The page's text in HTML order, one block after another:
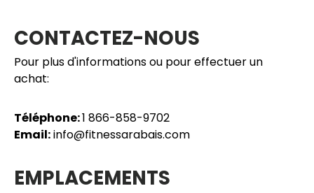
CONTACTEZ-NOUS
Pour plus d'informations ou pour effectuer un
achat:
Téléphone:1 866-858-9702
Email:info@fitnessarabais.com
EMPLACEMENTS